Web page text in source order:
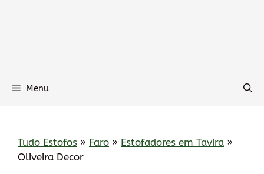
Menu
Tudo Estofos » Faro » Estofadores em Tavira »
Oliveira Decor